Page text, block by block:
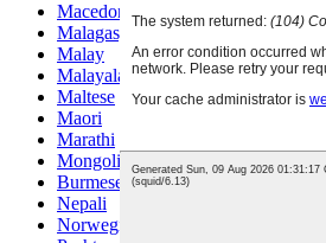
Macedonian
Malagasy
Malay
Malayalam
Maltese
Maori
Marathi
Mongolian
Burmese
Nepali
Norwegian